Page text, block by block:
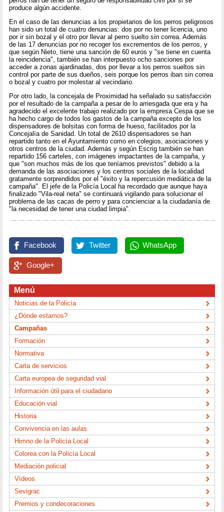
produce algún accidente.
En el caso de las denuncias a los propietarios de los perros peligrosos
han sido un total de cuatro denuncias: dos por no tener licencia, uno
por ir sin bozal y el otro por llevar al perro suelto sin correa. Además
de las 17 denuncias por no recoger los excrementos de los perros, y
que según Nieto, tiene una sanción de 60 euros y "se tiene en cuenta
la reincidencia", también se han interpuesto ocho sanciones por
acceder a zonas ajardinadas, dos por llevar a los perros sueltos sin
control por parte de sus dueños, seis porque los perros iban sin correa
o bozal y cuatro por molestar al vecindario.
Por otro lado, la concejala de Proximidad ha señalado su satisfacción
por el resultado de la campaña a pesar de lo arriesgada que era y ha
agradecido el excelente trabajo realizado por la empresa Cespa que se
ha hecho cargo de todos los gastos de la campaña excepto de los
dispensadores de bolsitas con forma de hueso, facilitados por la
Concejalía de Sanidad. Un total de 2610 dispensadores se han
repartido tanto en el Ayuntamiento como en colegios, asociaciones y
otros centros de la ciudad. Además y según Escrig también se han
repartido 156 carteles, con imágenes impactantes de la campaña, y
que "son muchos más de los que teníamos previstos" debido a la
demanda de las asociaciones y los centros sociales de la localidad
gratamente sorprendidos por el "éxito y la repercusión mediática de la
campaña". El jefe de la Policía Local ha recordado que aunque haya
finalizado "Vila-real neta" se continuará vigilando para solucionar el
problema de las cacas de perro y para concienciar a la ciudadanía de
"la necesidad de tener una ciudad limpia".
Facebook Twitter WhatsApp
Google+
Menú
Noticias de la Policía
¿Dónde estamos?
Campañas
Formación
Normativa
Carta de servicios
Carta europea de seguridad vial
Información útil para el ciudadano
Educación vial
Historia
Convivencia en las aulas
Himno de la Policía Local
Colorea con la Policía Local
Mediación policial
Vídeos
Sevigrac
Premios y condecoraciones